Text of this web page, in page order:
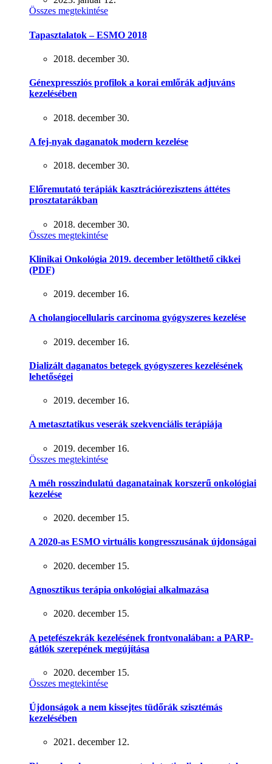
Összes megtekintése
Tapasztalatok – ESMO 2018
2018. december 30.
Génexpressziós profilok a korai emlőrák adjuváns
kezelésében
2018. december 30.
A fej-nyak daganatok modern kezelése
2018. december 30.
Előremutató terápiák kasztrációrezisztens áttétes
prosztatarákban
2018. december 30.
Összes megtekintése
Klinikai Onkológia 2019. december letölthető cikkei
(PDF)
2019. december 16.
A cholangiocellularis carcinoma gyógyszeres kezelése
2019. december 16.
Dializált daganatos betegek gyógyszeres kezelésének
lehetőségei
2019. december 16.
A metasztatikus veserák szekvenciális terápiája
2019. december 16.
Összes megtekintése
A méh rosszindulatú daganatainak korszerű onkológiai
kezelése
2020. december 15.
A 2020-as ESMO virtuális kongresszusának újdonságai
2020. december 15.
Agnosztikus terápia onkológiai alkalmazása
2020. december 15.
A petefészekrák kezelésének frontvonalában: a PARP-
gátlók szerepének megújítása
2020. december 15.
Összes megtekintése
Újdonságok a nem kissejtes tüdőrák szisztémás
kezelésében
2021. december 12.